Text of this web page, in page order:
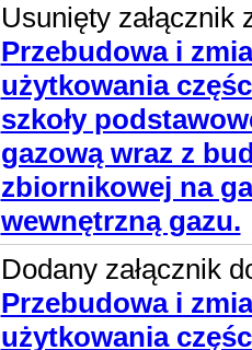
Usunięty załącznik
Przebudowa i
użytkowania
szkoły
gazową wraz z
zbiornikowej na
wewnętrzną gazu.
Dodany załącznik
Przebudowa i
użytkowania